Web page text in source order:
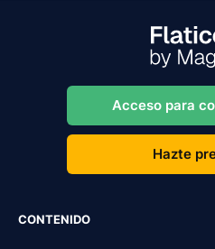
Acceso para
Hazte
CONTENIDO